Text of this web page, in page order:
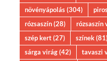
növényápolás(304)
rózsaszín(28) rózsaszín
szép kert(27) színek
sárga virág(42) tavaszi